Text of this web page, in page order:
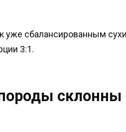
уже сбалансированным
3:1.
склонны